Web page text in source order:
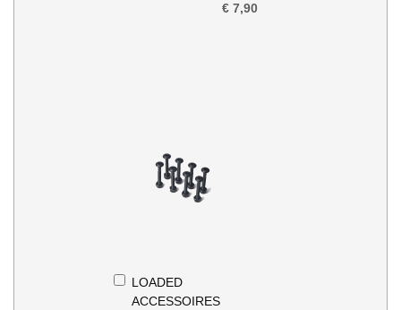
€ 7,90
LOADED
ACCESSOIRES
In
Winkelwagen